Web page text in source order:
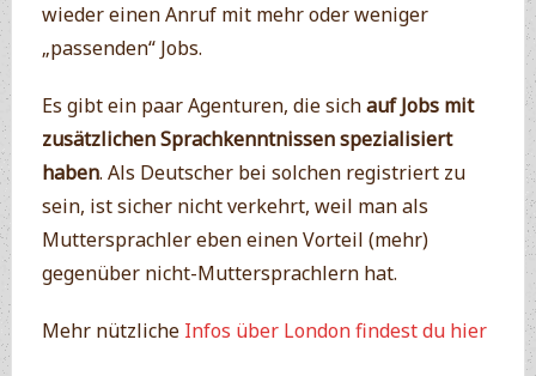
wieder einen Anruf mit mehr oder weniger
„passenden“ Jobs.
Es gibt ein paar Agenturen, die sichauf Jobs mit
zusätzlichen Sprachkenntnissen spezialisiert
haben. Als Deutscher bei solchen registriert zu
sein, ist sicher nicht verkehrt, weil man als
Muttersprachler eben einen Vorteil (mehr)
gegenüber nicht-Muttersprachlern hat.
Mehr nützliche Infos über London findest du hier